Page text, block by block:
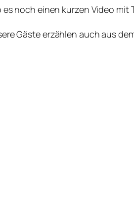
noch einen kurzen Video mit
Gäste erzählen auch aus